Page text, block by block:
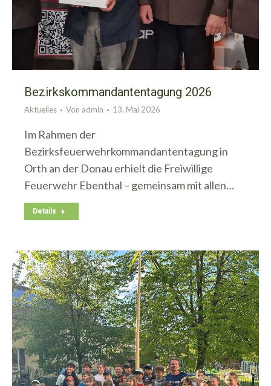
Bezirkskommandantentagung 2026
Aktuelles Von admin 13. Mai 2026
Im Rahmen der
Bezirksfeuerwehrkommandantentagung in
Orth an der Donau erhielt die Freiwillige
Feuerwehr Ebenthal – gemeinsam mit allen…
Details